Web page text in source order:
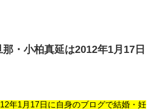
・小柏真延は2012年1月17日
年1月17日に自身のブログで結婚・妊